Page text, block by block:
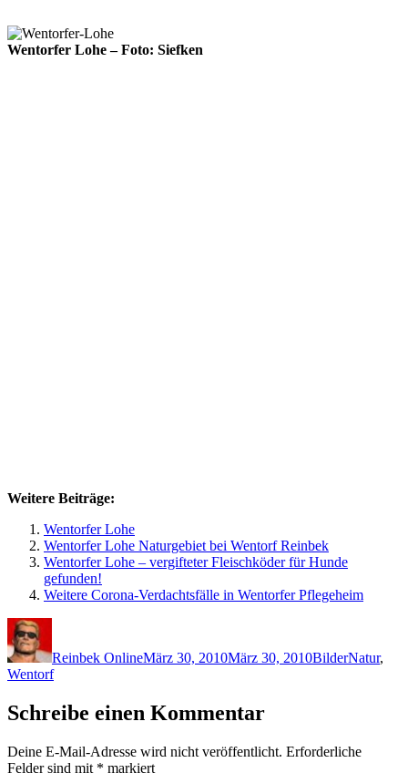
Wentorfer Lohe – Foto: Siefken
Weitere Beiträge:
Wentorfer Lohe
Wentorfer Lohe Naturgebiet bei Wentorf Reinbek
Wentorfer Lohe – vergifteter Fleischköder für Hunde
gefunden!
Weitere Corona-Verdachtsfälle in Wentorfer Pflegeheim
Reinbek OnlineMärz 30, 2010März 30, 2010BilderNatur,
Wentorf
Schreibe einen Kommentar
Deine E-Mail-Adresse wird nicht veröffentlicht. Erforderliche
Felder sind mit * markiert